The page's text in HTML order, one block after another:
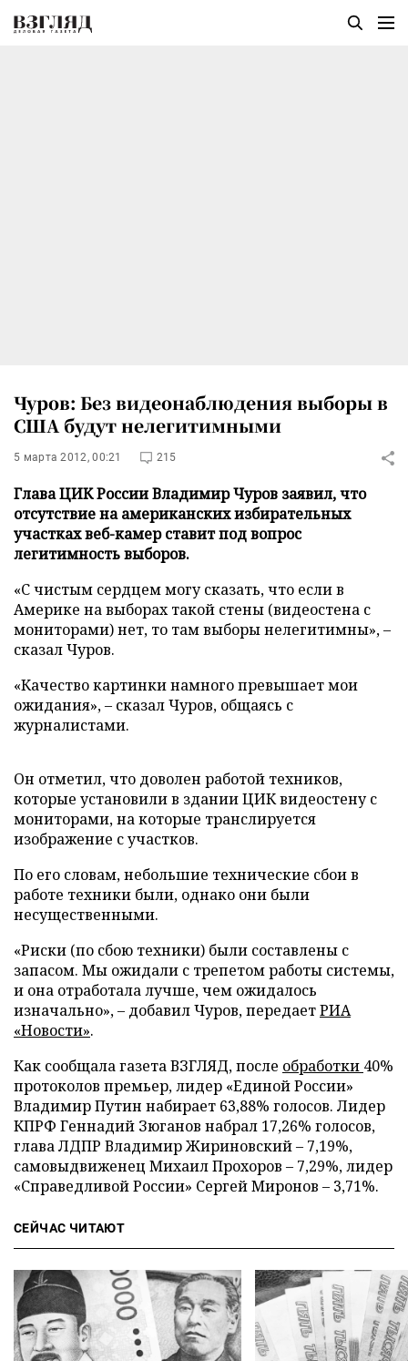
Чуров: Без видеонаблюдения выборы в
США будут нелегитимными
5 марта 2012, 00:21 215
Глава ЦИК России Владимир Чуров заявил, что
отсутствие на американских избирательных
участках веб-камер ставит под вопрос
легитимность выборов.
«С чистым сердцем могу сказать, что если в
Америке на выборах такой стены (видеостена с
мониторами) нет, то там выборы нелегитимны», –
сказал Чуров.
«Качество картинки намного превышает мои
ожидания», – сказал Чуров, общаясь с
журналистами.
Он отметил, что доволен работой техников,
которые установили в здании ЦИК видеостену с
мониторами, на которые транслируется
изображение с участков.
По его словам, небольшие технические сбои в
работе техники были, однако они были
несущественными.
«Риски (по сбою техники) были составлены с
запасом. Мы ожидали с трепетом работы системы,
и она отработала лучше, чем ожидалось
изначально», – добавил Чуров, передаетРИА
«Новости».
Как сообщала газета ВЗГЛЯД, после обработки 40%
протоколов премьер, лидер «Единой России»
Владимир Путин набирает 63,88% голосов. Лидер
КПРФ Геннадий Зюганов набрал 17,26% голосов,
глава ЛДПР Владимир Жириновский – 7,19%,
самовыдвиженец Михаил Прохоров – 7,29%, лидер
«Справедливой России» Сергей Миронов – 3,71%.
СЕЙЧАС ЧИТАЮТ